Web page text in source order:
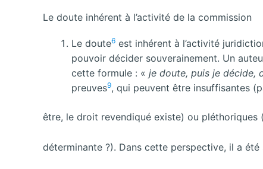
Le doute inhérent à l’activité de la commission
Le doute6 est inhérent à l’activité
pouvoir décider souverainement. Un
cette formule : « je doute, puis je décide,
preuves9, qui peuvent être insuffisantes
être, le droit revendiqué existe) ou pléthoriques
déterminante ?). Dans cette perspective, il a